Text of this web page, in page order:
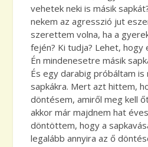
vehetek neki is másik
nekem az agresszió jut
szerettem volna, ha a
fején? Ki tudja? Lehet, hogy
Én mindenesetre másik
És egy darabig próbáltam
sapkákra. Mert azt hittem,
döntésem, amiről meg kell
akkor már majdnem hat
döntöttem, hogy a
legalább annyira az ő